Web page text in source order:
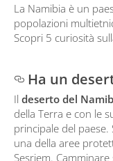
La Namibia è un
popolazioni
Scopri 5 curiosità
Ha un
Il deserto del Namib
della Terra e con le
principale del paese.
una della aree
Sesriem.